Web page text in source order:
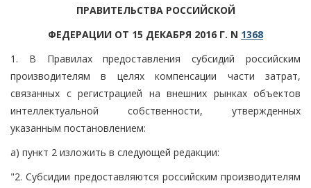
ПРАВИТЕЛЬСТВА РОССИЙСКОЙ
ФЕДЕРАЦИИ ОТ 15 ДЕКАБРЯ 2016 Г. N 1368
1. В Правилах предоставления субсидий российским
производителям в целях компенсации части затрат,
связанных с регистрацией на внешних рынках объектов
интеллектуальной собственности, утвержденных
указанным постановлением:
а) пункт 2 изложить в следующей редакции:
"2. Субсидии предоставляются российским производителям